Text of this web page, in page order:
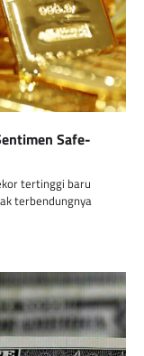
Safe-
tertinggi baru
terbendungnya